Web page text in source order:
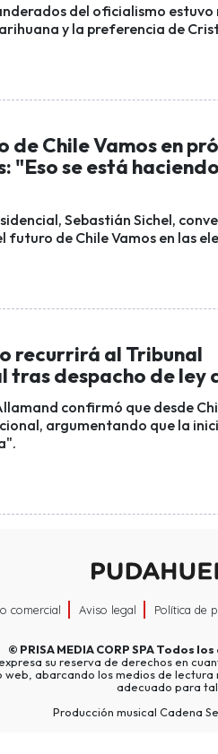
del oficialismo estuvo
y la preferencia de
de Chile Vamos en
"Eso se está
Sebastián Sichel,
futuro de Chile Vamos en las
recurrirá al Tribunal
despacho de ley
confirmó que desde
argumentando que la
comercial Aviso legal Política de
© PRISA MEDIA CORP SPATodos los
expresa su reserva de derechos en
abarcando los medios de
adecuado para
Producción musical Cadena